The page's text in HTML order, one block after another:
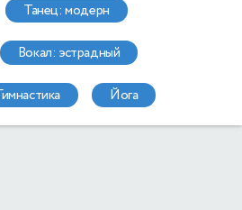
танец: модерн
вокал: эстрадный
гимнастика йога